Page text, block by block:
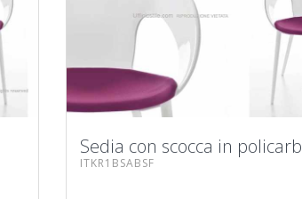
Sedia con scocca in
ITKR1BSABSF